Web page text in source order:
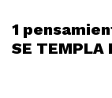
1
SE TEMPLA